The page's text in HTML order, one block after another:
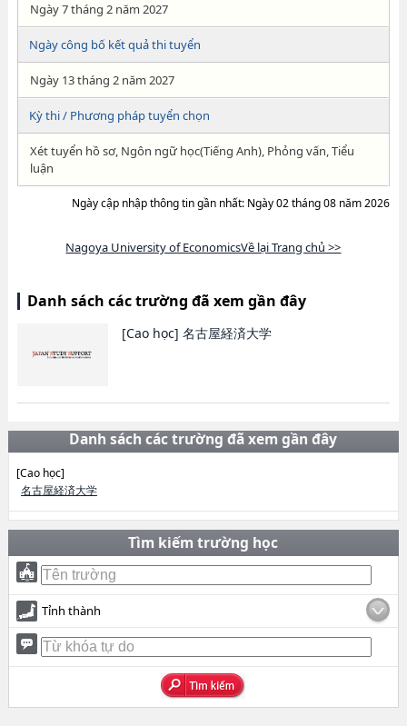
Ngày 7 tháng 2 năm 2027
Ngày công bố kết quả thi tuyển
Ngày 13 tháng 2 năm 2027
Kỳ thi / Phương pháp tuyển chọn
Xét tuyển hồ sơ, Ngôn ngữ học(Tiếng Anh), Phỏng vấn, Tiểu
luận
Ngày cập nhập thông tin gần nhất: Ngày 02 tháng 08 năm 2026
Nagoya University of EconomicsVề lại Trang chủ >>
Danh sách các trường đã xem gần đây
[Cao học] 名古屋経済大学
Danh sách các trường đã xem gần đây
[Cao học]
名古屋経済大学
Tìm kiếm trường học
Tỉnh thành